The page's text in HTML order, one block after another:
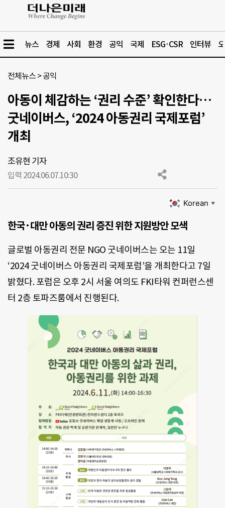
뉴스 경제 사회 환경 공익 국제 ESG·CSR 인터뷰
전체뉴스 >공익
아동이 체감하는 ‘권리 수준’ 확인한다…
굿네이버스, ‘2024 아동권리 국제포럼’
개최
조유현 기자
입력 2024.06.07.10:30
Korean ▼
한국·대만 아동의 권리 증진 위한 지원방안 모색
글로벌 아동권리 전문 NGO 굿네이버스는 오는 11일
‘2024 굿네이버스 아동권리 국제포럼’을 개최한다고 7일
밝혔다. 포럼은 오후 2시 서울 여의도 FKI타워 컨퍼런스센
터 2층 토파즈룸에서 진행된다.